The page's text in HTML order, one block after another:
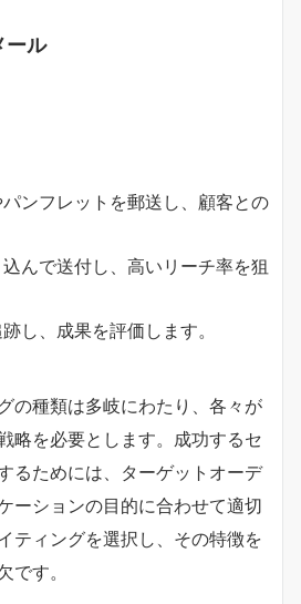
ール
ンフレットを郵送し、顧客との
んで送付し、高いリーチ率を狙
し、成果を評価します。
の種類は多岐にわたり、各々が
略を必要とします。成功するセ
るためには、ターゲットオーデ
ーションの目的に合わせて適切
ティングを選択し、その特徴を
です。